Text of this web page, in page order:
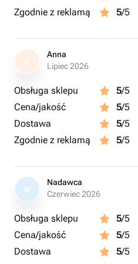
Zgodnie z reklamą
5/5
A
Anna
Lipiec 2026
Obsługa sklepu 5/5
Cena/jakość
5/5
Dostawa
5/5
Zgodnie z reklamą
5/5
N
Nadawca
Czerwiec 2026
Obsługa sklepu 5/5
Cena/jakość
5/5
Dostawa
5/5